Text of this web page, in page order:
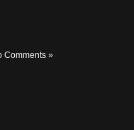
Comments »